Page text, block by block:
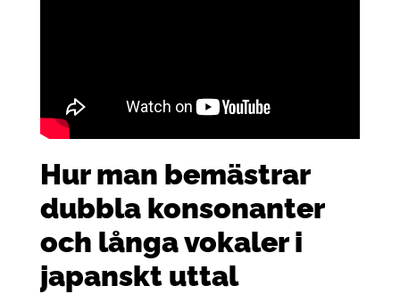
Hur man bemästrar
dubbla konsonanter
och långa vokaler i
japanskt uttal